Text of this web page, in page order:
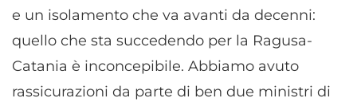
e un isolamento che va avanti da decenni:
quello che sta succedendo per la Ragusa-
Catania è inconcepibile. Abbiamo avuto
rassicurazioni da parte di ben due ministri di